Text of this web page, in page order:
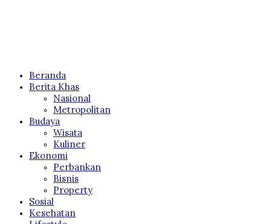
Beranda
Berita Khas
Nasional
Metropolitan
Budaya
Wisata
Kuliner
Ekonomi
Perbankan
Bisnis
Property
Sosial
Kesehatan